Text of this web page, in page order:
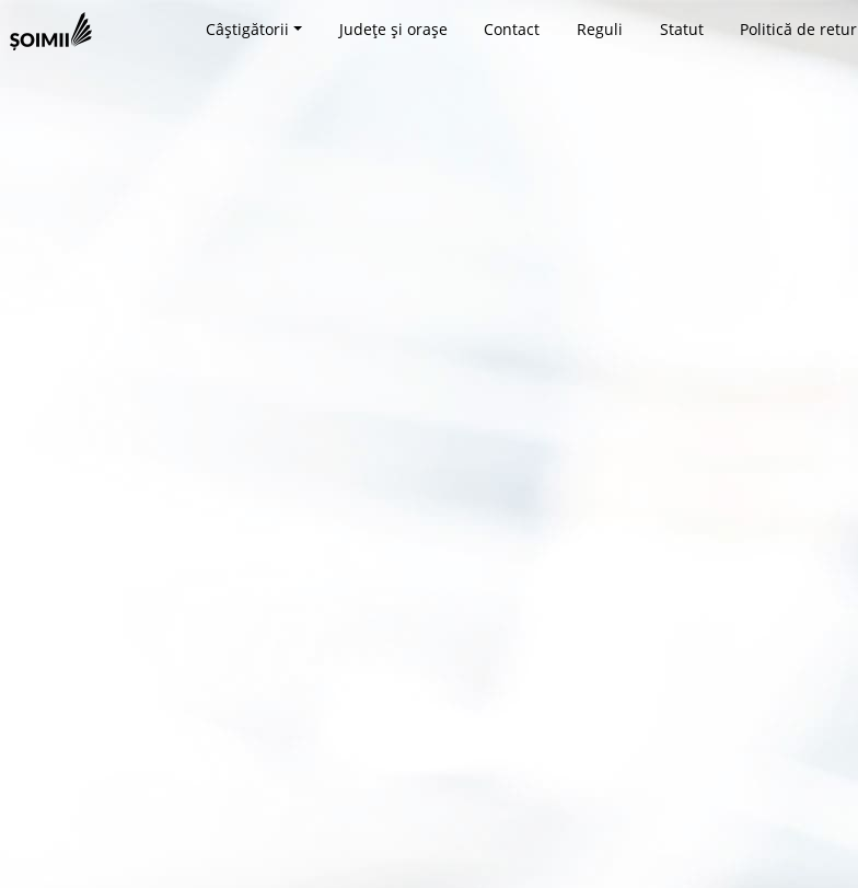
Câștigătorii Județe și orașe Contact Reguli Statut Politică de retur